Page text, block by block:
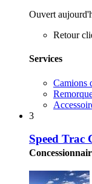
Ouvert
Retour
Services
Camions
3
Speed Trac